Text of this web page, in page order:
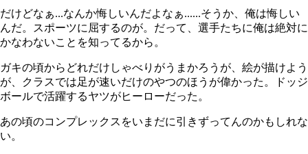
だけどなぁ...なんか悔しいんだよなぁ......そうか、俺は悔しい
んだ。スポーツに屈するのが。だって、選手たちに俺は絶対に
かなわないことを知ってるから。
ガキの頃からどれだけしゃべりがうまかろうが、絵が描けよう
が、クラスでは足が速いだけのやつのほうが偉かった。ドッジ
ボールで活躍するヤツがヒーローだった。
あの頃のコンプレックスをいまだに引きずってんのかもしれな
い。